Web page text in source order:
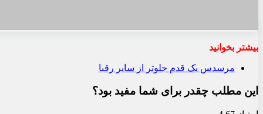
بیشتر بخوانید
مرسدس یک قدم جلوتر از سایر رقبا
این مطلب چقدر برای شما مفید بود؟